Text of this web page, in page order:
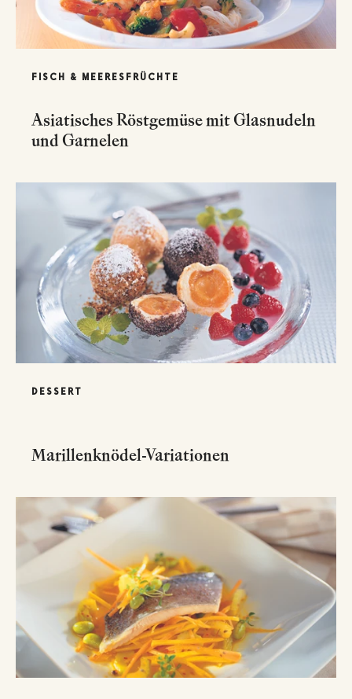
FISCH & MEERESFRÜCHTE
Asiatisches Röstgemüse mit Glasnudeln
und Garnelen
DESSERT
Marillenknödel-Variationen